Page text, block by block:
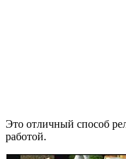
Это отличный способ
работой.